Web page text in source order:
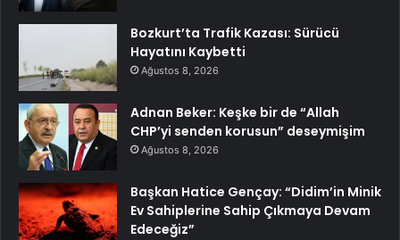
Bozkurt’ta Trafik Kazası: Sürücü
Hayatını Kaybetti
Ağustos 8, 2026
Adnan Beker: Keşke bir de “Allah
CHP’yi senden korusun” deseymişim
Ağustos 8, 2026
Başkan Hatice Gençay: “Didim’in Minik
Ev Sahiplerine Sahip Çıkmaya Devam
Edeceğiz”